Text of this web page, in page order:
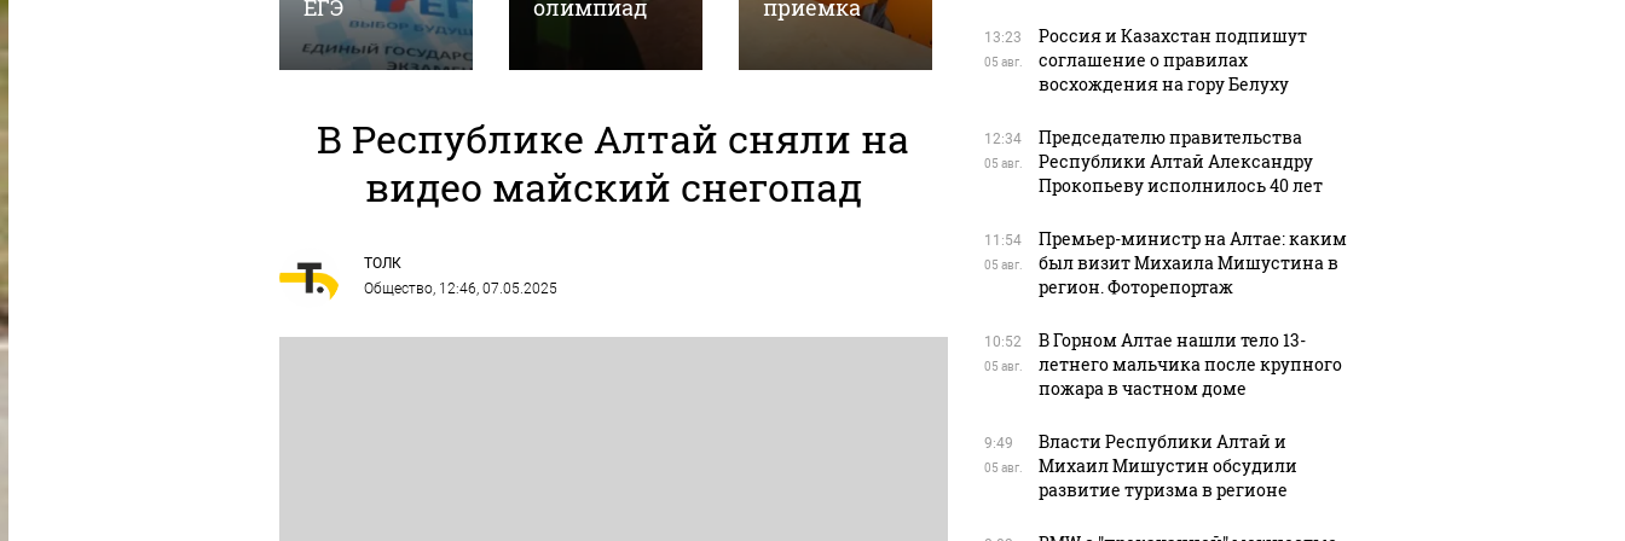
ЕГЭ
олимпиад
приемка
В Республике Алтай сняли на
видео майский снегопад
ТОЛК
Общество, 12:46, 07.05.2025
13:23
05 авг.
Россия и Казахстан подпишут
соглашение о правилах
восхождения на гору Белуху
12:34
05 авг.
Председателю правительства
Республики Алтай Александру
Прокопьеву исполнилось 40 лет
11:54
05 авг.
Премьер-министр на Алтае: каким
был визит Михаила Мишустина в
регион. Фоторепортаж
10:52
05 авг.
В Горном Алтае нашли тело 13-
летнего мальчика после крупного
пожара в частном доме
9:49
05 авг.
Власти Республики Алтай и
Михаил Мишустин обсудили
развитие туризма в регионе